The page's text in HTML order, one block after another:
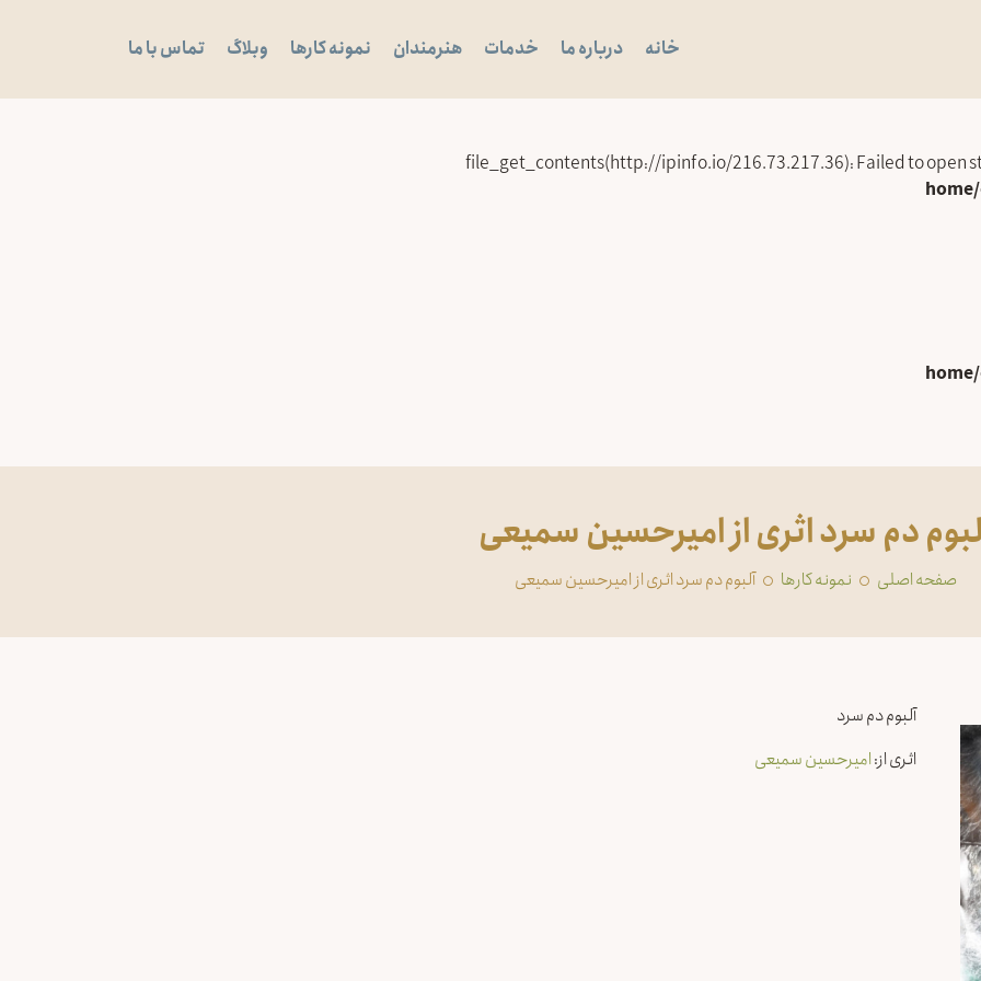
خانه درباره ما خدمات هنرمندان نمونه کارها وبلاگ تماس با ما
دم سرد اثری از امیرحسین سمیعی
صفحه اصلی ‏نمونه کارها آلبوم دم سرد اثری از امیرحسین سمیعی
آلبوم دم سرد
اثری از:امیرحسین سمیعی